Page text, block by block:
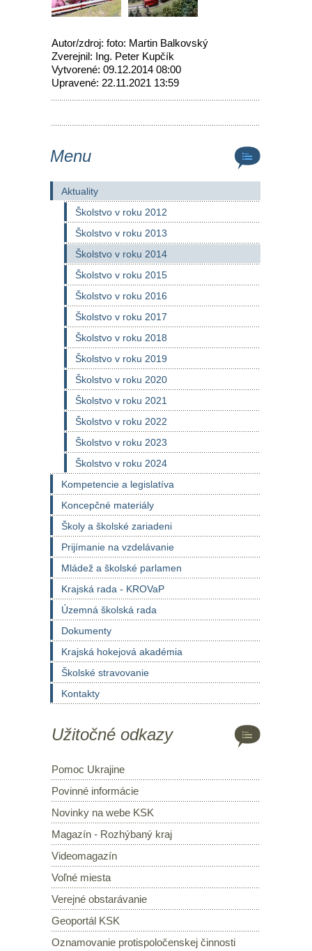
Autor/zdroj: foto: Martin Balkovský
Zverejnil: Ing. Peter Kupčík
Vytvorené: 09.12.2014 08:00
Upravené: 22.11.2021 13:59
Menu
Aktuality
Školstvo v roku 2012
Školstvo v roku 2013
Školstvo v roku 2014
Školstvo v roku 2015
Školstvo v roku 2016
Školstvo v roku 2017
Školstvo v roku 2018
Školstvo v roku 2019
Školstvo v roku 2020
Školstvo v roku 2021
Školstvo v roku 2022
Školstvo v roku 2023
Školstvo v roku 2024
Kompetencie a legislatíva
Koncepčné materiály
Školy a školské zariadeni
Prijímanie na vzdelávanie
Mládež a školské parlamen
Krajská rada - KROVaP
Územná školská rada
Dokumenty
Krajská hokejová akadémia
Školské stravovanie
Kontakty
Užitočné odkazy
Pomoc Ukrajine
Povinné informácie
Novinky na webe KSK
Magazín - Rozhýbaný kraj
Videomagazín
Voľné miesta
Verejné obstarávanie
Geoportál KSK
Oznamovanie protispoločenskej činnosti